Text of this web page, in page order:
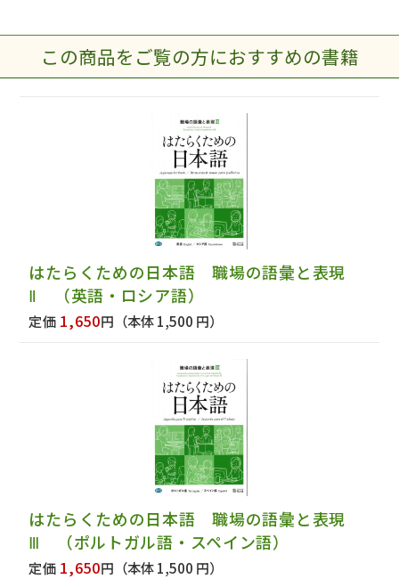
この商品をご覧の方におすすめの書籍
はたらくための日本語 職場の語彙と表現
Ⅱ （英語・ロシア語）
定価 1,650円 （本体 1,500 円）
はたらくための日本語 職場の語彙と表現
Ⅲ （ポルトガル語・スペイン語）
定価 1,650円 （本体 1,500 円）